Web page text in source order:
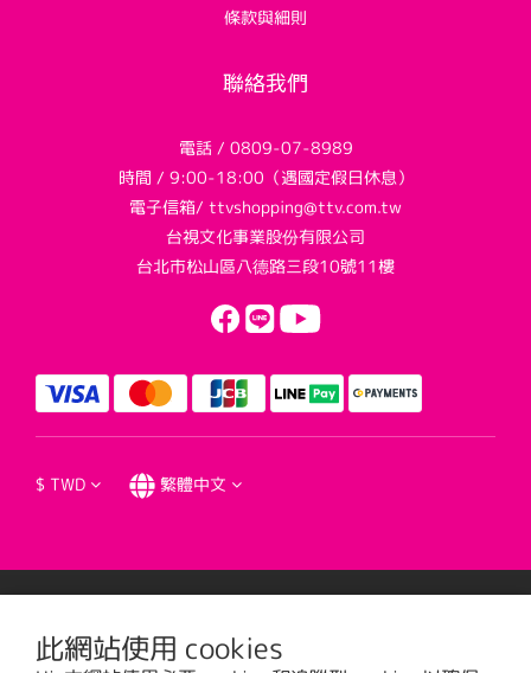
此網站使用 cookies
條款與細則
聯絡我們
電話 / 0809-07-8989
時間 / 9:00-18:00（遇國定假日休息）
電子信箱/ ttvshopping@ttv.com.tw
台視文化事業股份有限公司
台北市松山區八德路三段10號11樓
$ TWD 繁體中文